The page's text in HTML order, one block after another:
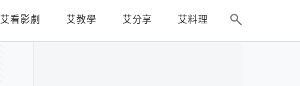
艾看影劇 艾教學 艾分享 艾料理